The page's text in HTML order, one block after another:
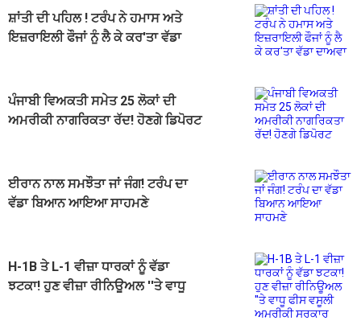
ਸ਼ਾਂਤੀ ਦੀ ਪਹਿਲ ! ਟਰੰਪ ਨੇ ਹਮਾਸ ਅਤੇ
ਇਜ਼ਰਾਇਲੀ ਫੌਜਾਂ ਨੂੰ ਲੈ ਕੇ ਕਰ'ਤਾ ਵੱਡਾ
ਪੰਜਾਬੀ ਵਿਅਕਤੀ ਸਮੇਤ 25 ਲੋਕਾਂ ਦੀ
ਅਮਰੀਕੀ ਨਾਗਰਿਕਤਾ ਰੱਦ! ਹੋਣਗੇ ਡਿਪੋਰਟ
ਈਰਾਨ ਨਾਲ ਸਮਝੌਤਾ ਜਾਂ ਜੰਗ! ਟਰੰਪ ਦਾ
ਵੱਡਾ ਬਿਆਨ ਆਇਆ ਸਾਹਮਣੇ
H-1B ਤੇ L-1 ਵੀਜ਼ਾ ਧਾਰਕਾਂ ਨੂੰ ਵੱਡਾ
ਝਟਕਾ! ਹੁਣ ਵੀਜ਼ਾ ਰੀਨਿਊਅਲ ''ਤੇ ਵਾਧੂ